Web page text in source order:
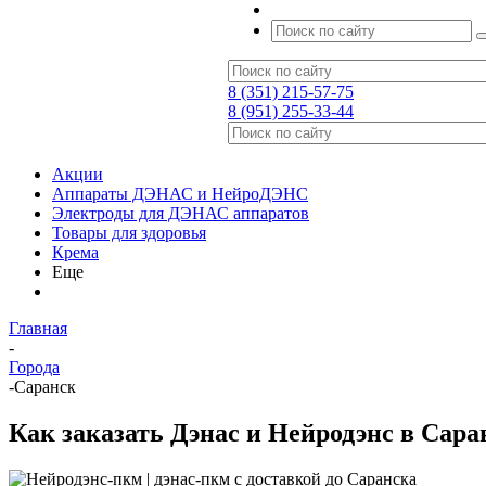
8 (351) 215-57-75
8 (951) 255-33-44
Акции
Аппараты ДЭНАС и НейроДЭНС
Электроды для ДЭНАС аппаратов
Товары для здоровья
Крема
Еще
Главная
-
Города
-Саранск
Как заказать Дэнас и Нейродэнс в